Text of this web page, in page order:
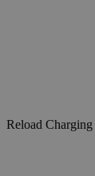
Reload Charging